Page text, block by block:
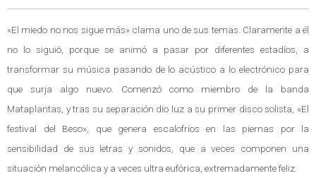
«El miedo no nos sigue más» clama uno de sus temas. Claramente a él
no lo siguió, porque se animó a pasar por diferentes estadíos, a
transformar su música pasando de lo acústico a lo electrónico para
que surja algo nuevo. Comenzó como miembro de la banda
Mataplantas, y tras su separación dio luz a su primer disco solista, «El
festival del Beso», que genera escalofríos en las piernas por la
sensibilidad de sus letras y sonidos, que a veces componen una
situación melancólica y a veces ultra eufórica, extremadamente feliz.